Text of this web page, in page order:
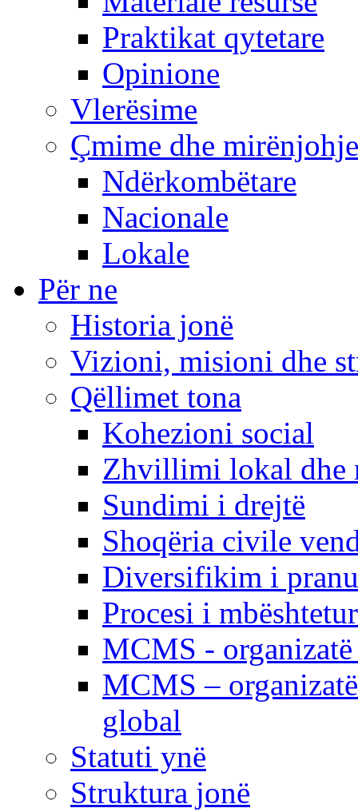
Praktikat qytetare
Opinione
Vlerësime
Çmime dhe mirënjohje
Ndërkombëtare
Nacionale
Lokale
Për ne
Historia jonë
Vizioni, misioni dhe
Qëllimet tona
Kohezioni social
Zhvillimi lokal dhe
Sundimi i drejtë
Shoqëria civile
Diversifikim i
Procesi i
MCMS -
MCMS –
global
Statuti ynë
Struktura jonë